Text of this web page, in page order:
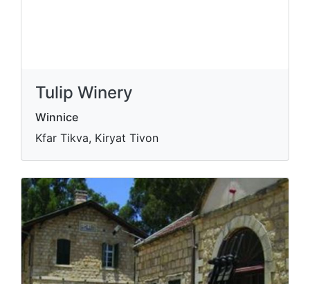
Tulip Winery
Winnice
Kfar Tikva, Kiryat Tivon